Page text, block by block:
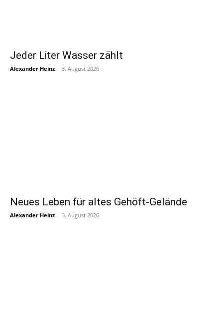
Jeder Liter Wasser zählt
Alexander Heinz - 3. August 2026
Neues Leben für altes Gehöft-Gelände
Alexander Heinz - 3. August 2026